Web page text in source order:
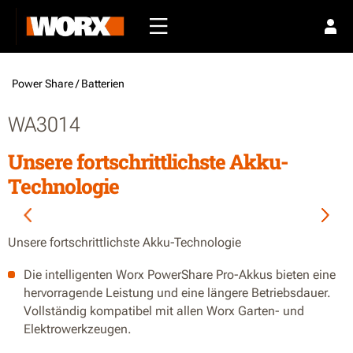
Power Share /Batterien
WA3014
Unsere fortschrittlichste Akku-
Technologie
Unsere fortschrittlichste Akku-Technologie
Die intelligenten Worx PowerShare Pro-Akkus bieten eine
hervorragende Leistung und eine längere Betriebsdauer.
Vollständig kompatibel mit allen Worx Garten- und
Elektrowerkzeugen.